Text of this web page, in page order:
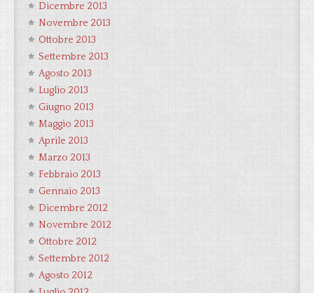
Dicembre 2013
Novembre 2013
Ottobre 2013
Settembre 2013
Agosto 2013
Luglio 2013
Giugno 2013
Maggio 2013
Aprile 2013
Marzo 2013
Febbraio 2013
Gennaio 2013
Dicembre 2012
Novembre 2012
Ottobre 2012
Settembre 2012
Agosto 2012